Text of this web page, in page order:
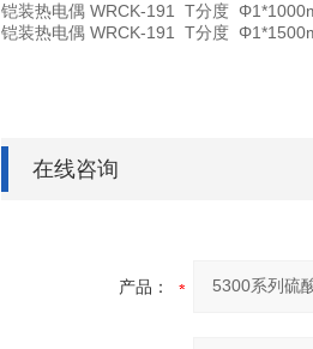
铠装热电偶 WRCK-191 T分度
铠装热电偶 WRCK-191 T分度
在线咨询
产品：